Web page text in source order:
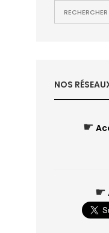
NOS
☛
☛